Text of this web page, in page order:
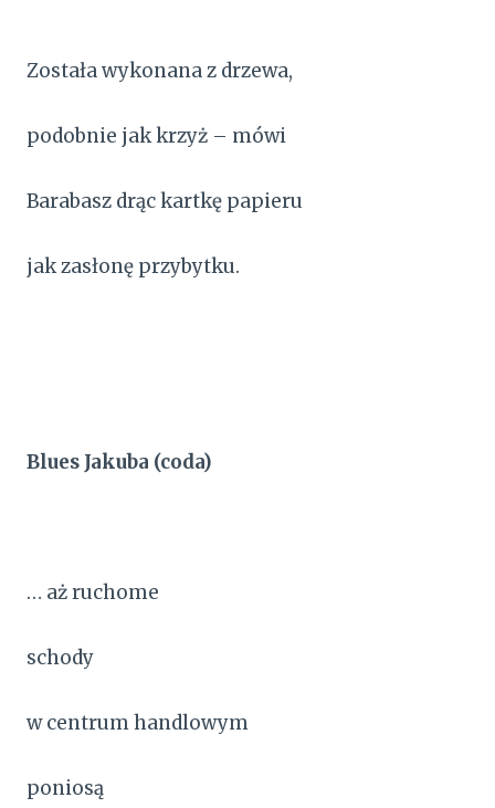
Została wykonana z drzewa,
podobnie jak krzyż – mówi
Barabasz drąc kartkę papieru
jak zasłonę przybytku.
Blues Jakuba (coda)
… aż ruchome
schody
w centrum handlowym
poniosą